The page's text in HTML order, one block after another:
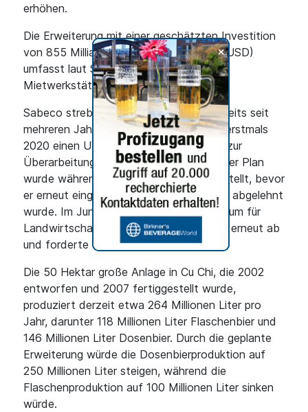
+
erhöhen.
Die Erweiterung mit einer geschätzten Investition
von 855 Milliarden VND (32,4 Millionen USD)
umfasst laut Sabeco auch den Bau von
Mietwerkstätten für die Produktion.
Sabeco strebt diese Modernisierung bereits seit
mehreren Jahren an. Der Brauer reichte erstmals
2020 einen UVP-Antrag ein, der jedoch zur
Überarbeitung zurückgeschickt wurde. Der Plan
wurde während der Pandemie zurückgestellt, bevor
er erneut eingereicht und 2023 ebenfalls abgelehnt
wurde. Im Juni 2025 lehnte das Ministerium für
Landwirtschaft und Umwelt den Antrag erneut ab
und forderte weitere Änderungen.
Die 50 Hektar große Anlage in Cu Chi, die 2002
entworfen und 2007 fertiggestellt wurde,
produziert derzeit etwa 264 Millionen Liter pro
Jahr, darunter 118 Millionen Liter Flaschenbier und
146 Millionen Liter Dosenbier. Durch die geplante
Erweiterung würde die Dosenbierproduktion auf
250 Millionen Liter steigen, während die
Flaschenproduktion auf 100 Millionen Liter sinken
würde.